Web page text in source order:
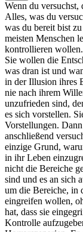
Wenn du
Alles, was du
was du bereit bist
meisten Menschen
kontrollieren
Sie wollen die
was dran ist und
in der Illusion ihres
nie nach ihrem
unzufrieden sind,
es sich vorstellen.
Vorstellungen.
anschließend
einzige Grund,
in ihr Leben
nicht die Bereiche
sind und es an sich
um die Bereiche, in
eingreifen wollen,
hat, dass sie
Kontrolle